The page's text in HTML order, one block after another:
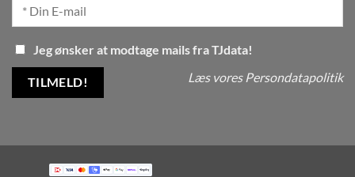
Jeg ønsker at modtage mails fra TJdata!
Læs vores Persondatapolitik